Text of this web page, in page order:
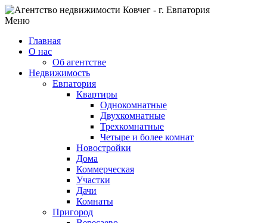
Меню
Главная
О нас
Об агентстве
Недвижимость
Евпатория
Квартиры
Однокомнатные
Двухкомнатные
Трехкомнатные
Четыре и более комнат
Новостройки
Дома
Коммерческая
Участки
Дачи
Комнаты
Пригород